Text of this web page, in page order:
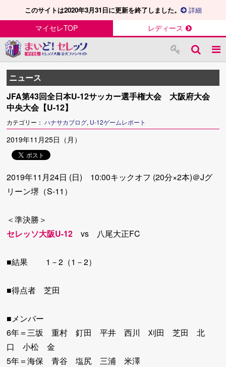
このサイトは2020年3月31日に更新を終了しました。 詳細
マイセレTOP レディース
ニュース
JFA第43回全日本U-12サッカー選手権大会 大阪府大会
中央大会【U-12】
カテゴリー：ハナサカブログ, U-12ゲームレポート
2019年11月25日（月）
2019年11月24日 (日) 10:00キックオフ (20分×2本)＠Jグ
リーン堺（S-11）
＜準決勝＞
セレッソ大阪U-12vs 八尾大正FC
■結果 1－2（1－2）
■得点者 芝田
■メンバー
6年＝三坂 重村 釘田 平井 西川 刈田 芝田 北
口 小松 金
5年＝海保 青谷 塩尻 三浦 米澤